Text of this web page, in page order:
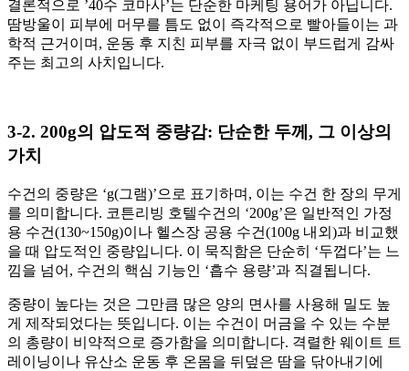
결론적으로 ’40수 코마사’는 단순한 마케팅 용어가 아닙니다.
땀방울이 피부에 머무를 틈도 없이 즉각적으로 빨아들이는 과
학적 근거이며, 운동 후 지친 피부를 자극 없이 부드럽게 감싸
주는 최고의 사치입니다.
3-2. 200g의 압도적 중량감: 단순한 두께, 그 이상의
가치
수건의 중량은 ‘g(그램)’으로 표기하며, 이는 수건 한 장의 무게
를 의미합니다. 코튼리빙 호텔수건의 ‘200g’은 일반적인 가정
용 수건(130~150g)이나 헬스장 공용 수건(100g 내외)과 비교했
을 때 압도적인 중량입니다. 이 묵직함은 단순히 ‘두껍다’는 느
낌을 넘어, 수건의 핵심 기능인 ‘흡수 용량’과 직결됩니다.
중량이 높다는 것은 그만큼 많은 양의 면사를 사용해 밀도 높
게 제작되었다는 뜻입니다. 이는 수건이 머금을 수 있는 수분
의 총량이 비약적으로 증가함을 의미합니다. 격렬한 웨이트 트
레이닝이나 유산소 운동 후 온몸을 뒤덮은 땀을 닦아내기에